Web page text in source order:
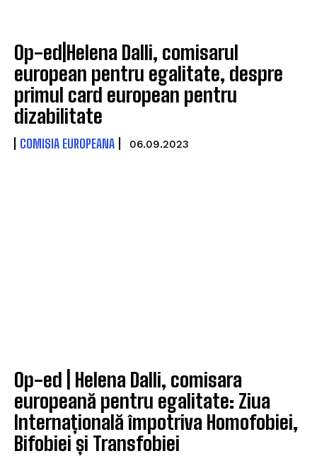
Op-ed|Helena Dalli, comisarul
european pentru egalitate, despre
primul card european pentru
dizabilitate
COMISIA EUROPEANA 06.09.2023
Op-ed | Helena Dalli, comisara
europeană pentru egalitate: Ziua
Internațională împotriva Homofobiei,
Bifobiei și Transfobiei